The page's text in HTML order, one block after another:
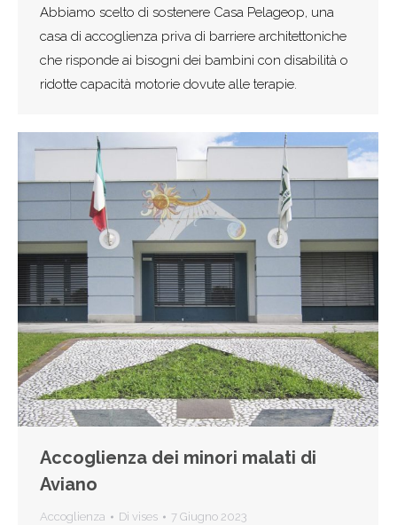
Abbiamo scelto di sostenere Casa Pelageop, una
casa di accoglienza priva di barriere architettoniche
che risponde ai bisogni dei bambini con disabilità o
ridotte capacità motorie dovute alle terapie.
Accoglienza dei minori malati di
Aviano
Accoglienza Di vises 7 Giugno 2023